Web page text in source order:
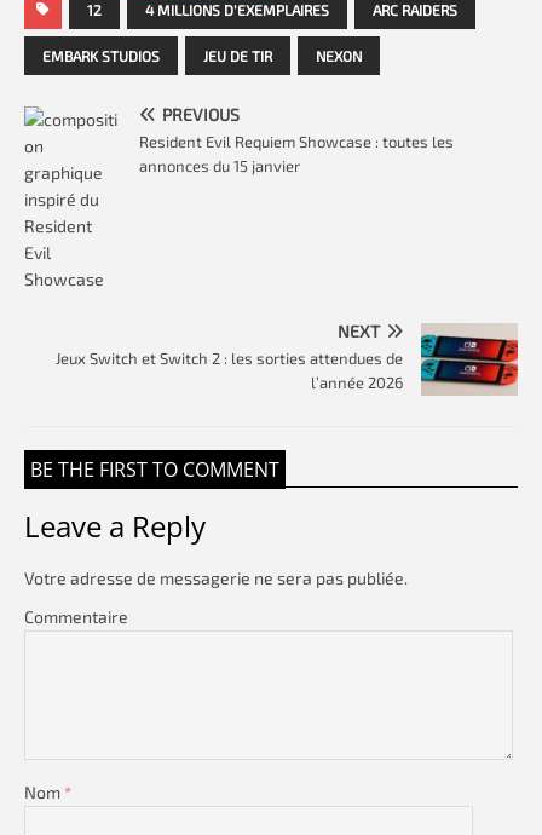
12 4 MILLIONS D’EXEMPLAIRES ARC RAIDERS
EMBARK STUDIOS JEU DE TIR NEXON
PREVIOUS
Resident Evil Requiem Showcase : toutes les
annonces du 15 janvier
NEXT
Jeux Switch et Switch 2 : les sorties attendues de
l’année 2026
BE THE FIRST TO COMMENT
Leave a Reply
Votre adresse de messagerie ne sera pas publiée.
Commentaire
Nom *